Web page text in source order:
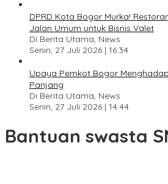
DPRD Kota Bogor Murka!
Jalan Umum untuk Bisnis Valet
Di Berita Utama, News
Senin, 27 Juli 2026 | 16:34
Upaya Pemkot Bogor
Panjang
Di Berita Utama, News
Senin, 27 Juli 2026 | 14:44
Bantuan swasta